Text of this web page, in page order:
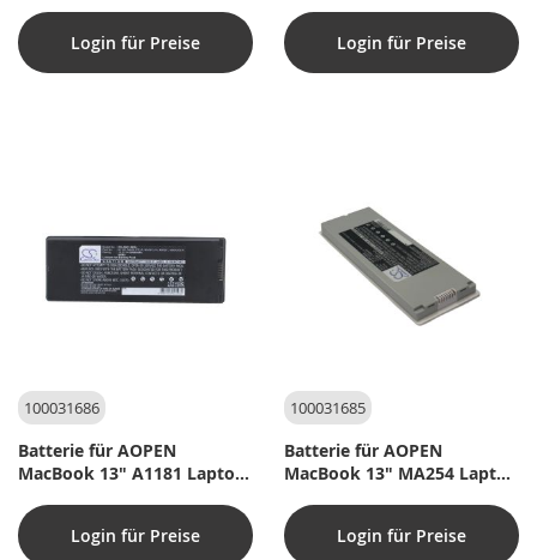
Login für Preise
(kompatibel)
Login für Preise
100031686
Batterie für AOPEN
MacBook 13" A1181 Laptop
Login für Preise
100031685
Batterie für AOPEN
MacBook 13" MA254 Laptop
Login für Preise